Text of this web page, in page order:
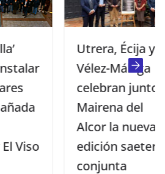
Utrera, Écija y
Vélez-Málaga
celebran junto a
Mairena del
Alcor la nueva
edición saetera
conjunta